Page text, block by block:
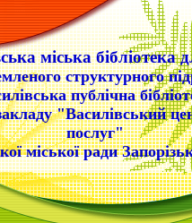
міська бібліотека
структурного
публічна
"Василівський
послуг"
міської ради